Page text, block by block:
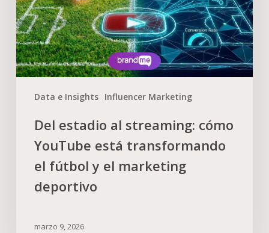
Data e Insights Influencer Marketing
Del estadio al streaming: cómo
YouTube está transformando
el fútbol y el marketing
deportivo
marzo 9, 2026